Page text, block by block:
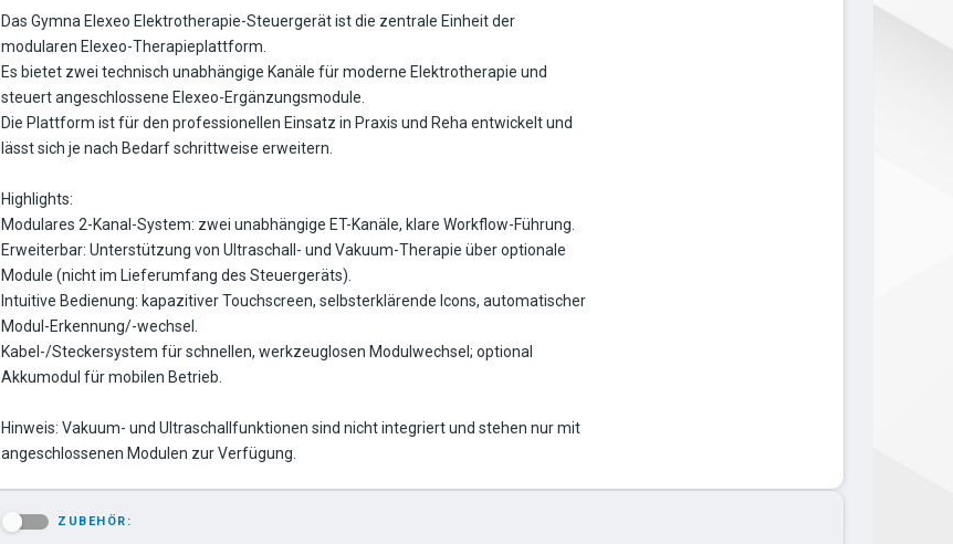
Das Gymna Elexeo Elektrotherapie-Steuergerät ist die zentrale Einheit der
modularen Elexeo-Therapieplattform.
Es bietet zwei technisch unabhängige Kanäle für moderne Elektrotherapie und
steuert angeschlossene Elexeo-Ergänzungsmodule.
Die Plattform ist für den professionellen Einsatz in Praxis und Reha entwickelt und
lässt sich je nach Bedarf schrittweise erweitern.
Highlights:
Modulares 2-Kanal-System: zwei unabhängige ET-Kanäle, klare Workflow-Führung.
Erweiterbar: Unterstützung von Ultraschall- und Vakuum-Therapie über optionale
Module (nicht im Lieferumfang des Steuergeräts).
Intuitive Bedienung: kapazitiver Touchscreen, selbsterklärende Icons, automatischer
Modul-Erkennung/-wechsel.
Kabel-/Steckersystem für schnellen, werkzeuglosen Modulwechsel; optional
Akkumodul für mobilen Betrieb.
Hinweis: Vakuum- und Ultraschallfunktionen sind nicht integriert und stehen nur mit
angeschlossenen Modulen zur Verfügung.
ZUBEHÖR: